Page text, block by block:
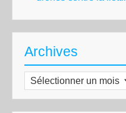
Archives
Archives